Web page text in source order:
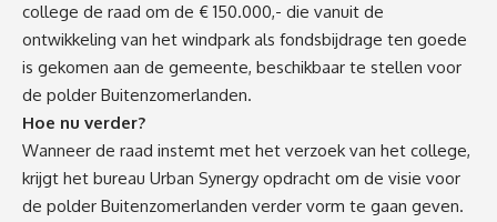
college de raad om de € 150.000,- die vanuit de
ontwikkeling van het windpark als fondsbijdrage ten goede
is gekomen aan de gemeente, beschikbaar te stellen voor
de polder Buitenzomerlanden.
Hoe nu verder?
Wanneer de raad instemt met het verzoek van het college,
krijgt het bureau Urban Synergy opdracht om de visie voor
de polder Buitenzomerlanden verder vorm te gaan geven.